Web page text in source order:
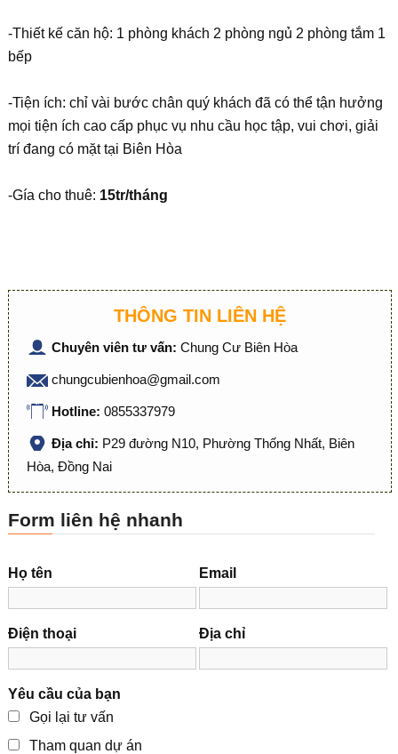
-Thiết kế căn hộ: 1 phòng khách 2 phòng ngủ 2 phòng tắm 1
bếp
-Tiện ích: chỉ vài bước chân quý khách đã có thể tận hưởng
mọi tiện ích cao cấp phục vụ nhu cầu học tập, vui chơi, giải
trí đang có mặt tại Biên Hòa
-Gía cho thuê: 15tr/tháng
THÔNG TIN LIÊN HỆ
Chuyên viên tư vấn: Chung Cư Biên Hòa
chungcubienhoa@gmail.com
Hotline: 0855337979
Địa chỉ: P29 đường N10, Phường Thống Nhất, Biên
Hòa, Đồng Nai
Form liên hệ nhanh
Họ tên Email
Điện thoại Địa chỉ
Yêu cầu của bạn
Gọi lại tư vấn
Tham quan dự án